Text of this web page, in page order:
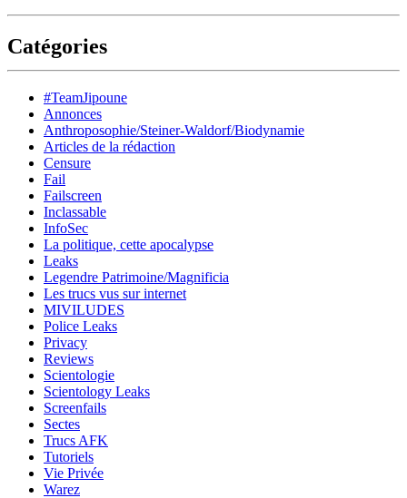
Catégories
#TeamJipoune
Annonces
Anthroposophie/Steiner-Waldorf/Biodynamie
Articles de la rédaction
Censure
Fail
Failscreen
Inclassable
InfoSec
La politique, cette apocalypse
Leaks
Legendre Patrimoine/Magnificia
Les trucs vus sur internet
MIVILUDES
Police Leaks
Privacy
Reviews
Scientologie
Scientology Leaks
Screenfails
Sectes
Trucs AFK
Tutoriels
Vie Privée
Warez